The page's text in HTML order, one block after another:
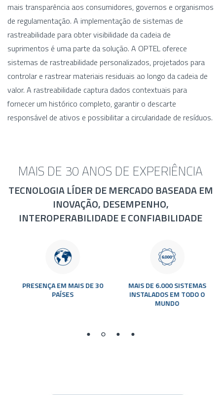
mais transparência aos consumidores, governos e organismos
de regulamentação. A implementação de sistemas de
rastreabilidade para obter visibilidade da cadeia de
suprimentos é uma parte da solução. A OPTEL oferece
sistemas de rastreabilidade personalizados, projetados para
controlar e rastrear materiais residuais ao longo da cadeia de
valor. A rastreabilidade captura dados contextuais para
fornecer um histórico completo, garantir o descarte
responsável de ativos e possibilitar a circularidade de resíduos.
MAIS DE 30 ANOS DE EXPERIÊNCIA
TECNOLOGIA LÍDER DE MERCADO BASEADA EM
INOVAÇÃO, DESEMPENHO,
INTEROPERABILIDADE E CONFIABILIDADE
PRESENÇA EM MAIS DE 30
PAÍSES
MAIS DE 6.000 SISTEMAS
INSTALADOS EM TODO O
MUNDO